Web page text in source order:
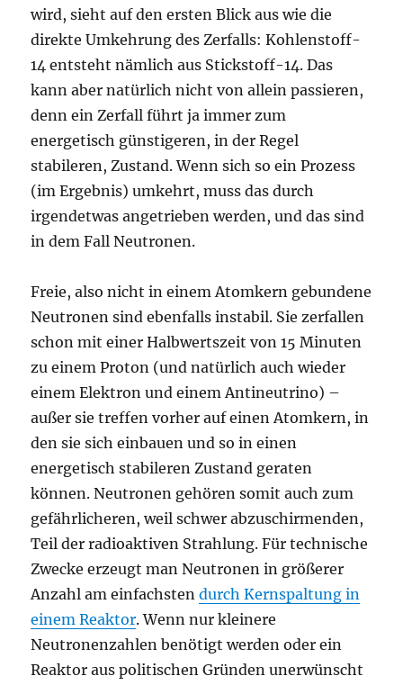
wird, sieht auf den ersten Blick aus wie die
direkte Umkehrung des Zerfalls: Kohlenstoff-
14 entsteht nämlich aus Stickstoff-14. Das
kann aber natürlich nicht von allein passieren,
denn ein Zerfall führt ja immer zum
energetisch günstigeren, in der Regel
stabileren, Zustand. Wenn sich so ein Prozess
(im Ergebnis) umkehrt, muss das durch
irgendetwas angetrieben werden, und das sind
in dem Fall Neutronen.
Freie, also nicht in einem Atomkern gebundene
Neutronen sind ebenfalls instabil. Sie zerfallen
schon mit einer Halbwertszeit von 15 Minuten
zu einem Proton (und natürlich auch wieder
einem Elektron und einem Antineutrino) –
außer sie treffen vorher auf einen Atomkern, in
den sie sich einbauen und so in einen
energetisch stabileren Zustand geraten
können. Neutronen gehören somit auch zum
gefährlicheren, weil schwer abzuschirmenden,
Teil der radioaktiven Strahlung. Für technische
Zwecke erzeugt man Neutronen in größerer
Anzahl am einfachstendurch Kernspaltung in
einem Reaktor. Wenn nur kleinere
Neutronenzahlen benötigt werden oder ein
Reaktor aus politischen Gründen unerwünscht